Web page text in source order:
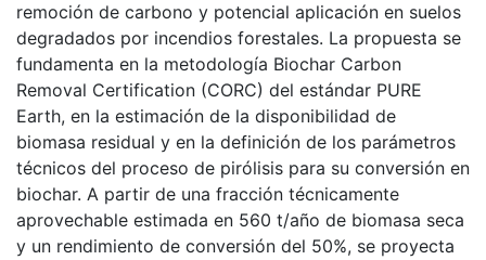
remoción de carbono y potencial aplicación en suelos
degradados por incendios forestales. La propuesta se
fundamenta en la metodología Biochar Carbon
Removal Certification (CORC) del estándar PURE
Earth, en la estimación de la disponibilidad de
biomasa residual y en la definición de los parámetros
técnicos del proceso de pirólisis para su conversión en
biochar. A partir de una fracción técnicamente
aprovechable estimada en 560 t/año de biomasa seca
y un rendimiento de conversión del 50%, se proyecta